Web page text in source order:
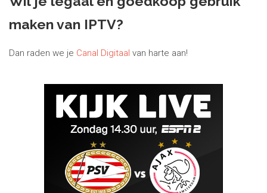
maken van IPTV?
Dan raden we je Canal Digitaal van harte aan!